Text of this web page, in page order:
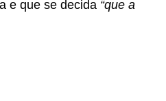
e que se decida “que a